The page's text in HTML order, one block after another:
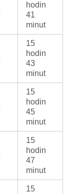
hodin
41
minut
15
hodin
43
minut
15
hodin
45
minut
15
hodin
47
minut
15